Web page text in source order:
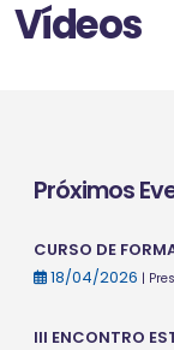
Vídeos
Próximos
CURSO DE
18/04/2026 |
III ENCONTRO